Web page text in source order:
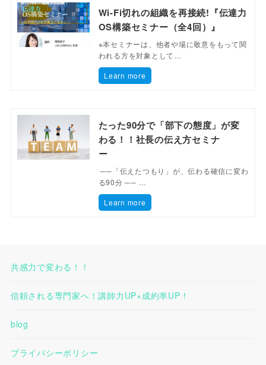
Wi-Fi切れの組織を再接続!『伝達力
OS構築セミナー（全4回）』
※本セミナーは、他者や場に敬意をもって関
われる方を対象として…
Learn more
たった90分で「部下の態度」が変
わる！！社長の伝え方セミナ
ー
──「伝えたつもり」が、伝わる確信に変わ
る90分 ── …
Learn more
共感力で変わる！！
信頼される専門家へ！講師力UP×成約率UP！
blog
プライバシーポリシー